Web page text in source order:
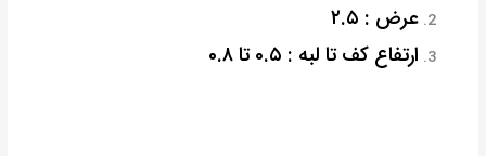
عرض : ۲.۵
ارتفاع کف تا لبه : ۰.۵ تا ۰.۸